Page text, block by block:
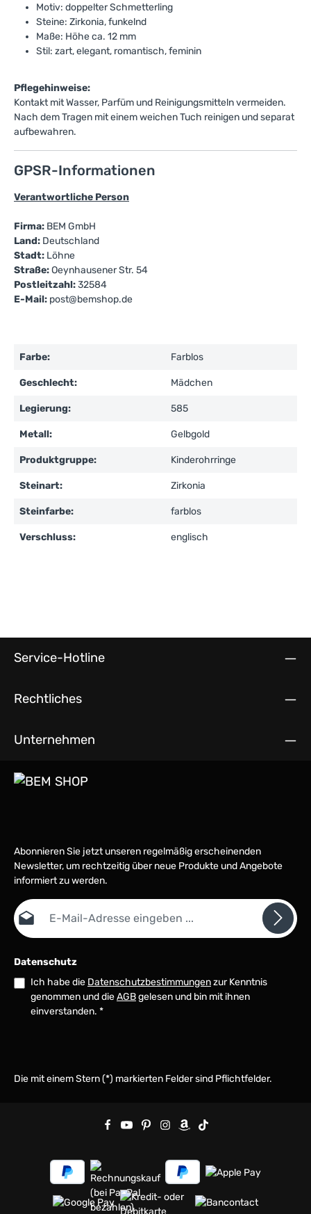
Motiv: doppelter Schmetterling
Steine: Zirkonia, funkelnd
Maße: Höhe ca. 12 mm
Stil: zart, elegant, romantisch, feminin
Pflegehinweise:
Kontakt mit Wasser, Parfüm und Reinigungsmitteln vermeiden.
Nach dem Tragen mit einem weichen Tuch reinigen und separat
aufbewahren.
GPSR-Informationen
Verantwortliche Person
Firma: BEM GmbH
Land: Deutschland
Stadt: Löhne
Straße:Oeynhausener Str. 54
Postleitzahl:32584
E-Mail: post@bemshop.de
Farbe: Farblos
Geschlecht: Mädchen
Legierung: 585
Metall: Gelbgold
Produktgruppe: Kinderohrringe
Steinart: Zirkonia
Steinfarbe: farblos
Verschluss: englisch
Service-Hotline
Rechtliches
Unternehmen
Abonnieren Sie jetzt unseren regelmäßig erscheinenden
Newsletter, um rechtzeitig über neue Produkte und Angebote
informiert zu werden.
E-Mail-Adresse*
Datenschutz
Ich habe die Datenschutzbestimmungenzur Kenntnis
genommen und dieAGBgelesen und bin mit ihnen
einverstanden. *
Die mit einem Stern (*) markierten Felder sind Pflichtfelder.